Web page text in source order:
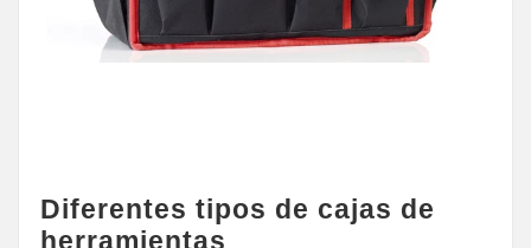
Diferentes tipos de cajas de
herramientas